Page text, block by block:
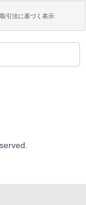
引法に基づく表示